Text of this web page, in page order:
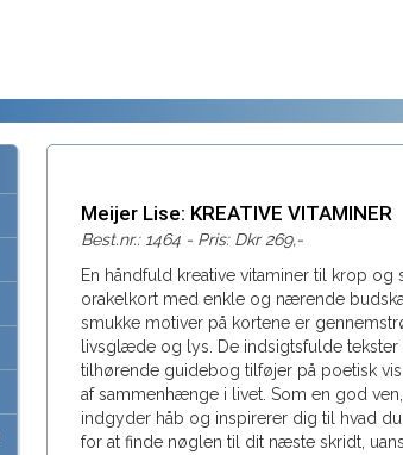
Meijer Lise: KREATIVE VITAMINER
Best.nr.: 1464 - Pris: Dkr 269,-
En håndfuld kreative vitaminer til krop og
orakelkort med enkle og nærende
smukke motiver på kortene er
livsglæde og lys. De indsigtsfulde tekster
tilhørende guidebog tilføjer på poetisk
af sammenhænge i livet. Som en god
indgyder håb og inspirerer dig til hvad
for at finde nøglen til dit næste skridt,